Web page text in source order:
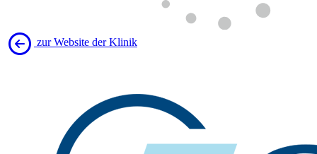
zur Website der Klinik